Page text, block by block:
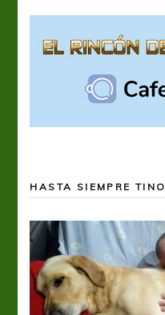
HASTA SIEMPRE TINO